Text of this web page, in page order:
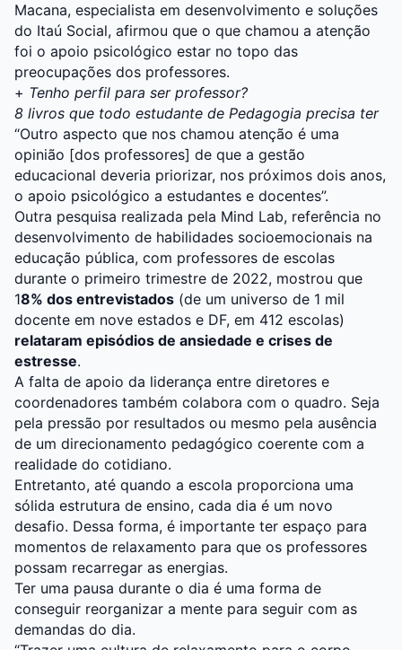
Macana, especialista em desenvolvimento e soluções
do Itaú Social, afirmou que o que chamou a atenção
foi o apoio psicológico estar no topo das
preocupações dos professores.
+ Tenho perfil para ser professor?
8 livros que todo estudante de Pedagogia precisa ter
“Outro aspecto que nos chamou atenção é uma
opinião [dos professores] de que a gestão
educacional deveria priorizar, nos próximos dois anos,
o apoio psicológico a estudantes e docentes”.
Outra pesquisa realizada pela Mind Lab, referência no
desenvolvimento de habilidades socioemocionais na
educação pública, com professores de escolas
durante o primeiro trimestre de 2022, mostrou que
18% dos entrevistados (de um universo de 1 mil
docente em nove estados e DF, em 412 escolas)
relataram episódios de ansiedade e crises de
estresse.
A falta de apoio da liderança entre diretores e
coordenadores também colabora com o quadro. Seja
pela pressão por resultados ou mesmo pela ausência
de um direcionamento pedagógico coerente com a
realidade do cotidiano.
Entretanto, até quando a escola proporciona uma
sólida estrutura de ensino, cada dia é um novo
desafio. Dessa forma, é importante ter espaço para
momentos de relaxamento para que os professores
possam recarregar as energias.
Ter uma pausa durante o dia é uma forma de
conseguir reorganizar a mente para seguir com as
demandas do dia.